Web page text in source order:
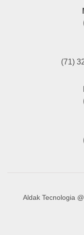
(71)
Aldak Tecnologia